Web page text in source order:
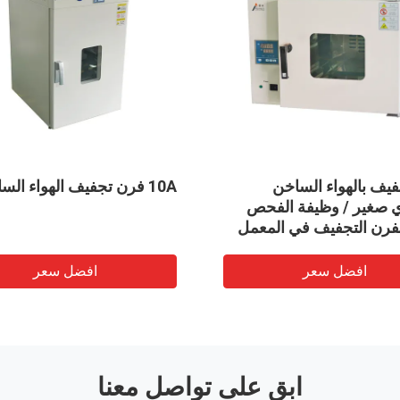
المضادة للتدخل فرن
افضل سعر
الرقمي تجفيف الهواء
فرن التلقائي حساب درجة
مجفف
افضل سعر
ابق على تواصل معنا